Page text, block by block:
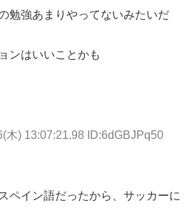
勉強あまりやってないみたいだ
ンはいいことかも
木) 13:07:21.98 ID:6dGBJPq50
ペイン語だったから、サッカーに